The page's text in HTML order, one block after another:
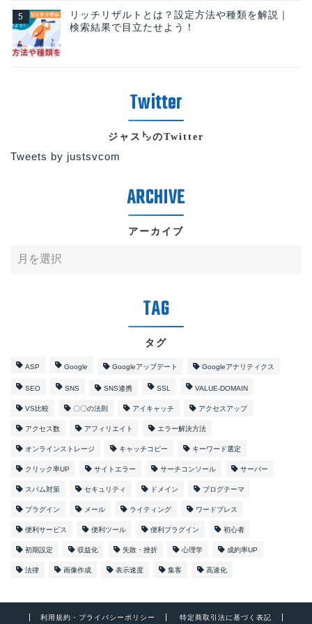
リッチリザルトとは？設定方法や種類を解説｜
検索結果で目立たせよう！
ジャス㌧のTwitter
Tweets by justsvcom
アーカイブ
タグ
ASP Google Googleアップデート Googleアナリティクス
SEO SNS SNS連携 SSL VALUE-DOMAIN
VS比較 〇〇の法則 アイキャッチ アクセスアップ
アクセス数 アフィリエイト エラー解決方法
オンラインストレージ キャッチコピー キーワード選定
クリック率UP サイトエラー サーチコンソール サーバー
スパム対策 セキュリティ ドメイン ブログテーマ
プラグイン メール ライティング ワードプレス
便利サービス 便利ツール 便利プラグイン 初心者
初期設定 収益化 失敗・挫折 心理学 成約率UP
法律 画像作成 表示速度 集客 高速化
利用規約・プライバシーポリシー 特定商取引法に基づく表記